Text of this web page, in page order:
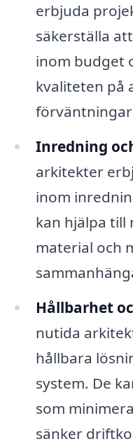
erbjuda
säkerställa
inom budget
kvaliteten på
Inredning
arkitekter
inom
kan hjälpa till
material och
Hållbarhet
nutida
hållbara
system. De
som
sänker